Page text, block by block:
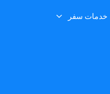
خدمات سفر